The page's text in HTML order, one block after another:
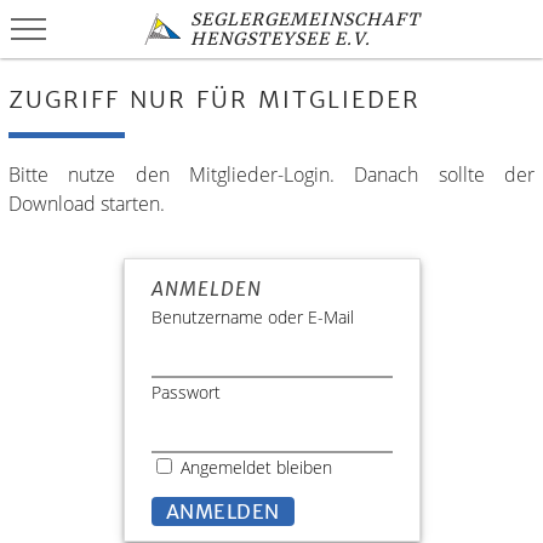
SEGLERGEMEINSCHAFT
HENGSTEYSEE E.V.
ZUGRIFF NUR FÜR MITGLIEDER
Bitte nutze den Mitglieder-Login. Danach sollte der
Download starten.
ANMELDEN
Benutzername oder E-Mail
Passwort
Angemeldet bleiben